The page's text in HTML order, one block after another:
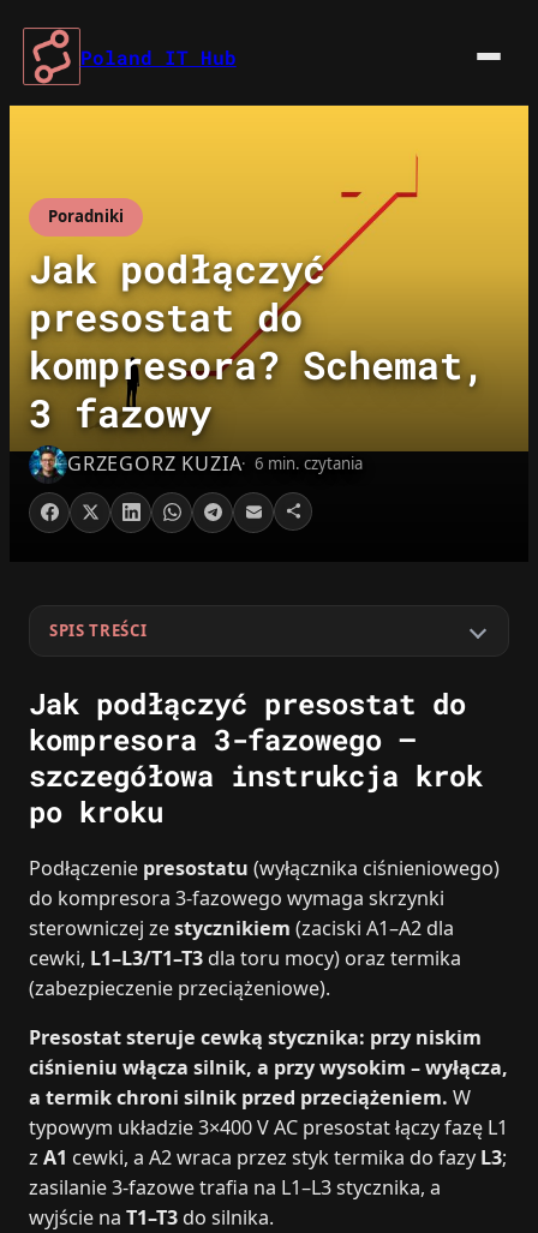
Przejdź
treści
Poland IT Hub
Poradniki
Jak podłączyć
presostat do
kompresora? Schemat,
3 fazowy
GRZEGORZ KUZIA 6 min. czytania
SPIS TREŚCI
Jak podłączyć presostat do
kompresora 3-fazowego –
szczegółowa instrukcja krok
po kroku
Podłączenie presostatu (wyłącznika ciśnieniowego)
do kompresora 3‑fazowego wymaga skrzynki
sterowniczej zestycznikiem (zaciski A1–A2 dla
cewki, L1–L3/T1–T3 dla toru mocy) oraz termika
(zabezpieczenie przeciążeniowe).
Presostat steruje cewką stycznika: przy niskim
ciśnieniu włącza silnik, a przy wysokim – wyłącza,
a termik chroni silnik przed przeciążeniem. W
typowym układzie 3×400 V AC presostat łączy fazę L1
z A1 cewki, a A2 wraca przez styk termika do fazy L3;
zasilanie 3‑fazowe trafia na L1–L3 stycznika, a
wyjście na T1–T3 do silnika.